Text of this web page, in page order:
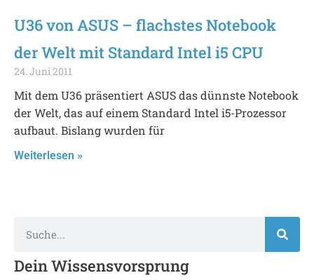
U36 von ASUS – flachstes Notebook
der Welt mit Standard Intel i5 CPU
24. Juni 2011
Mit dem U36 präsentiert ASUS das dünnste Notebook
der Welt, das auf einem Standard Intel i5-Prozessor
aufbaut. Bislang wurden für
Weiterlesen »
Dein Wissensvorsprung